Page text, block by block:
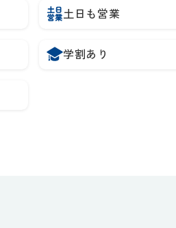
土日も営業
学割あり